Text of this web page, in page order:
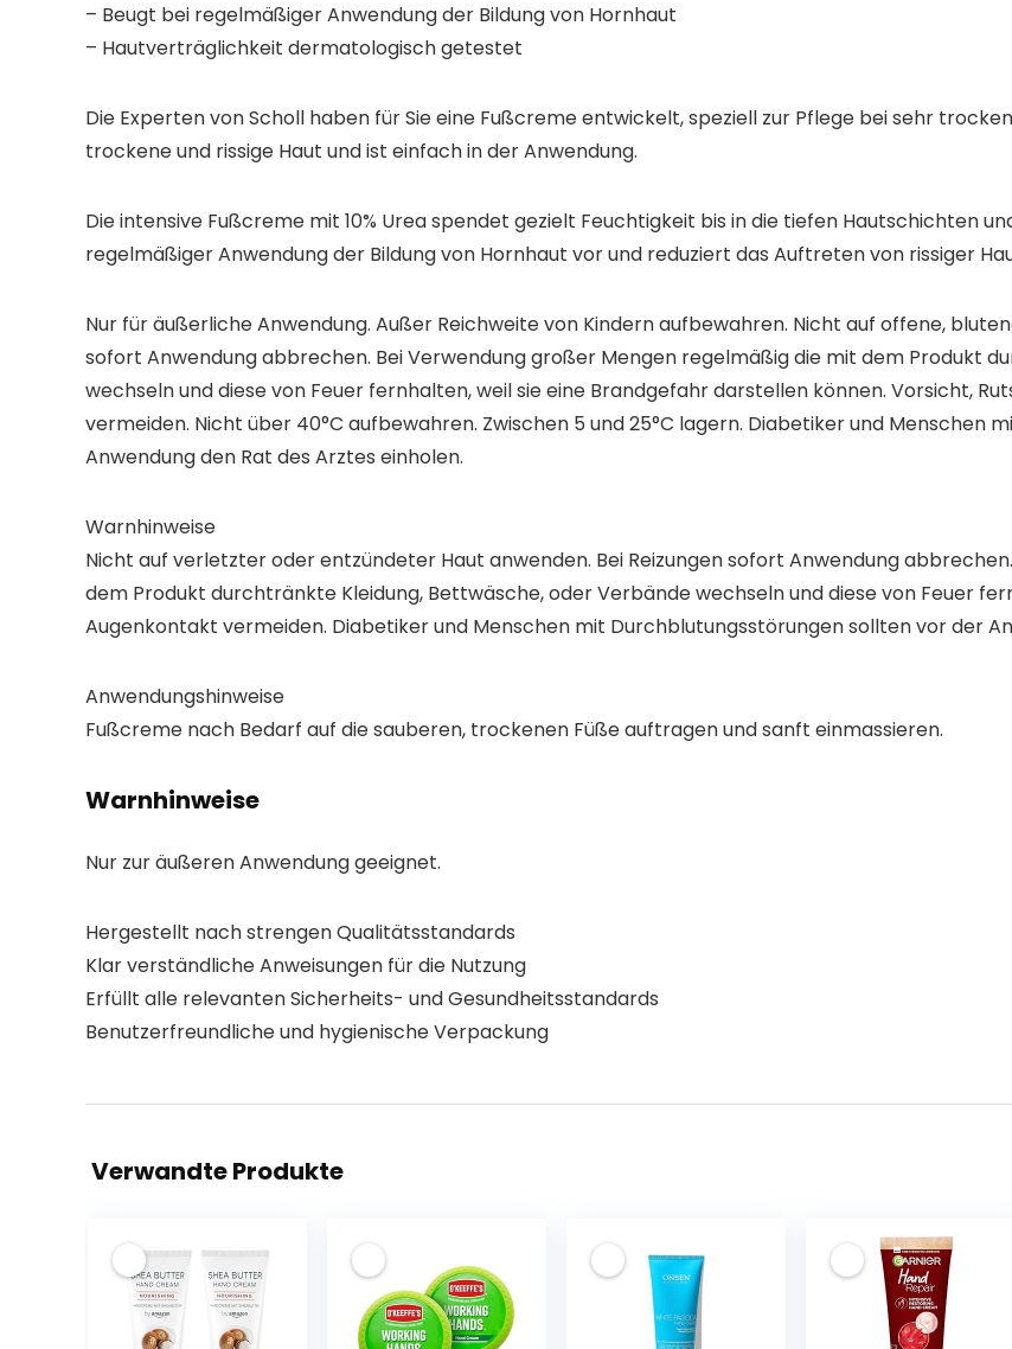
– Beugt bei regelmäßiger Anwendung der Bildung von Hornhaut
– Hautverträglichkeit dermatologisch getestet
Die Experten von Scholl haben für Sie eine Fußcreme entwickelt, speziell zur Pflege bei sehr
trockene und rissige Haut und ist einfach in der Anwendung.
Die intensive Fußcreme mit 10% Urea spendet gezielt Feuchtigkeit bis in die tiefen Hautschichten
regelmäßiger Anwendung der Bildung von Hornhaut vor und reduziert das Auftreten von rissiger
Nur für äußerliche Anwendung. Außer Reichweite von Kindern aufbewahren. Nicht auf offene,
sofort Anwendung abbrechen. Bei Verwendung großer Mengen regelmäßig die mit dem Produkt
wechseln und diese von Feuer fernhalten, weil sie eine Brandgefahr darstellen können. Vorsicht,
vermeiden. Nicht über 40°C aufbewahren. Zwischen 5 und 25°C lagern. Diabetiker und Menschen
Anwendung den Rat des Arztes einholen.
Warnhinweise
Nicht auf verletzter oder entzündeter Haut anwenden. Bei Reizungen sofort Anwendung
dem Produkt durchtränkte Kleidung, Bettwäsche, oder Verbände wechseln und diese von Feuer
Augenkontakt vermeiden. Diabetiker und Menschen mit Durchblutungsstörungen sollten vor der
Anwendungshinweise
Fußcreme nach Bedarf auf die sauberen, trockenen Füße auftragen und sanft einmassieren.
Warnhinweise
Nur zur äußeren Anwendung geeignet.
Hergestellt nach strengen Qualitätsstandards
Klar verständliche Anweisungen für die Nutzung
Erfüllt alle relevanten Sicherheits- und Gesundheitsstandards
Benutzerfreundliche und hygienische Verpackung
Verwandte Produkte